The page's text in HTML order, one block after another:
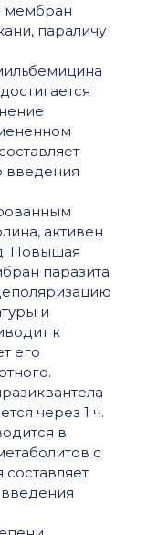
мембран
параличу
введения
активен
Повышая
паразита
и
к
его
через 1 ч.
в
с